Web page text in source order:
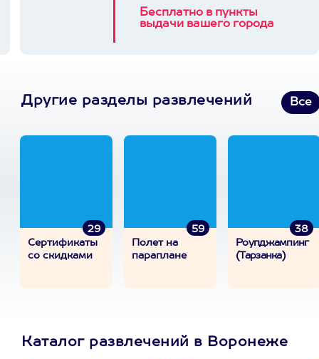
Бесплатно в пункты
выдачи вашего города
Другие разделы развлечений Все
29
Сертификаты
со скидками
59
Полет на
параплане
38
Роупджампинг
(Тарзанка)
Каталог развлечений в Воронеже